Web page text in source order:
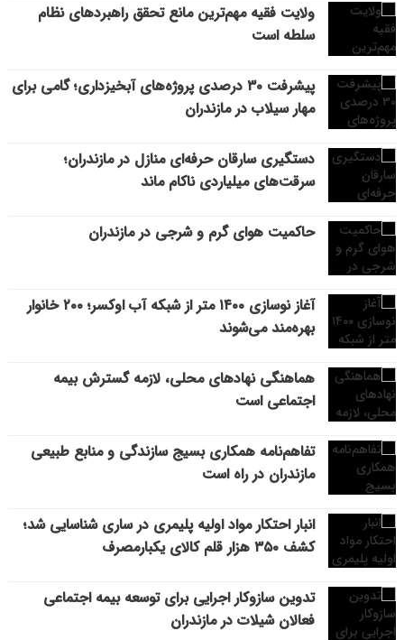
ولایت فقیه مهم‌ترین مانع تحقق راهبردهای نظام
سلطه است
پیشرفت ۳۰ درصدی پروژه‌های آبخیزداری؛ گامی برای
مهار سیلاب در مازندران
دستگیری سارقان حرفه‌ای منازل در مازندران؛
سرقت‌های میلیاردی ناکام ماند
حاکمیت هوای گرم و شرجی در مازندران
آغاز نوسازی ۱۴۰۰ متر از شبکه آب اوکسر؛ ۲۰۰ خانوار
بهره‌مند می‌شوند
هماهنگی نهادهای محلی، لازمه گسترش بیمه
اجتماعی است
تفاهم‌نامه همکاری بسیج سازندگی و منابع طبیعی
مازندران در راه است
انبار احتکار مواد اولیه پلیمری در ساری شناسایی شد؛
کشف ۳۵۰ هزار قلم کالای یکبارمصرف
تدوین سازوکار اجرایی برای توسعه بیمه اجتماعی
فعالان شیلات در مازندران